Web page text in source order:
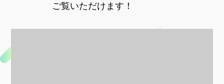
ご覧いただけます！